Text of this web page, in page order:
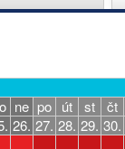
ne po út st čt
26. 27. 28. 29. 30.